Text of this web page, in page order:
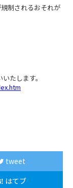
制されるおそれが
たします。
tweet
はてブ